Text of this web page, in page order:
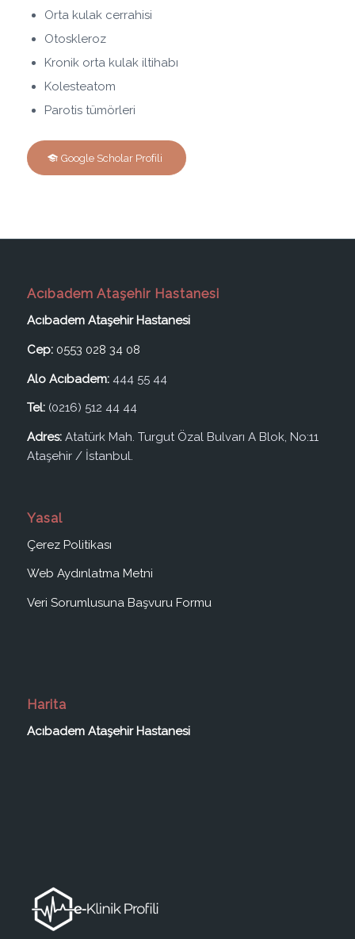
Orta kulak cerrahisi
Otoskleroz
Kronik orta kulak iltihabı
Kolesteatom
Parotis tümörleri
Google Scholar Profili
Acıbadem Ataşehir Hastanesi
Acıbadem Ataşehir Hastanesi
Cep: 0553 028 34 08
Alo Acıbadem:444 55 44
Tel:(0216) 512 44 44
Adres:Atatürk Mah. Turgut Özal Bulvarı A Blok, No:11
Ataşehir / İstanbul.
Yasal
Çerez Politikası
Web Aydınlatma Metni
Veri Sorumlusuna Başvuru Formu
Harita
Acıbadem Ataşehir Hastanesi